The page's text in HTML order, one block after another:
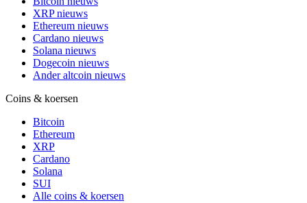
XRP nieuws
Ethereum nieuws
Cardano nieuws
Solana nieuws
Dogecoin nieuws
Ander altcoin nieuws
Coins & koersen
Bitcoin
Ethereum
XRP
Cardano
Solana
SUI
Alle coins & koersen